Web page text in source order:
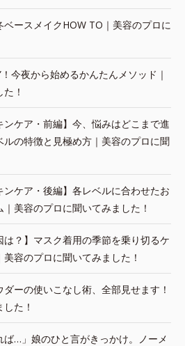
ースメイクHOW TO｜美容のプロに
今夜から始めるかんたんメソッド｜
！
ンケア・前編】今、悩みはどこまで進
ルの特徴と見極め方｜美容のプロに聞
ンケア・後編】各レベルに合わせたお
美容のプロに聞いてみました！
は？】マスク着用の季節を乗り切るケ
容のプロに聞いてみました！
ダーの使いこなし術、全部見せます！
た！
ば…」娘のひと言がきっかけ。ノーメ